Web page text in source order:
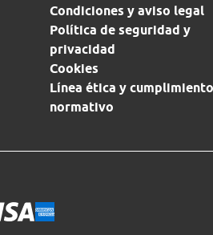
Condiciones y aviso legal
Política de seguridad y
privacidad
Cookies
Línea ética y cumplimiento
normativo